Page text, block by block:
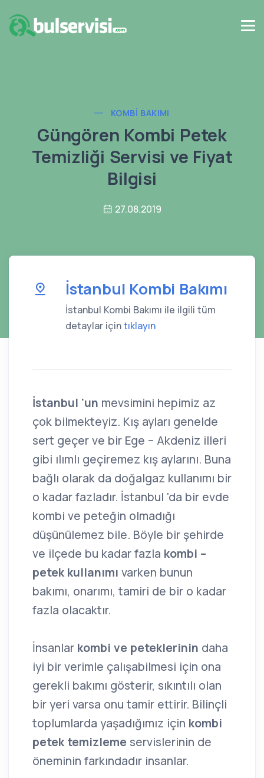
KOMBI BAKIMI
Güngören Kombi Petek
Temizliği Servisi ve Fiyat
Bilgisi
27.08.2019
İstanbul Kombi Bakımı
İstanbul Kombi Bakımı ile ilgili tüm
detaylar içintıklayın
İstanbul 'un mevsimini hepimiz az
çok bilmekteyiz. Kış ayları genelde
sert geçer ve bir Ege – Akdeniz illeri
gibi ılımlı geçiremez kış aylarını. Buna
bağlı olarak da doğalgaz kullanımı bir
o kadar fazladır. İstanbul 'da bir evde
kombi ve peteğin olmadığı
düşünülemez bile. Böyle bir şehirde
ve ilçede bu kadar fazla kombi –
petek kullanımı varken bunun
bakımı, onarımı, tamiri de bir o kadar
fazla olacaktır.
İnsanlar kombi ve peteklerinin daha
iyi bir verimle çalışabilmesi için ona
gerekli bakımı gösterir, sıkıntılı olan
bir yeri varsa onu tamir ettirir. Bilinçli
toplumlarda yaşadığımız için kombi
petek temizleme servislerinin de
öneminin farkındadır insanlar.